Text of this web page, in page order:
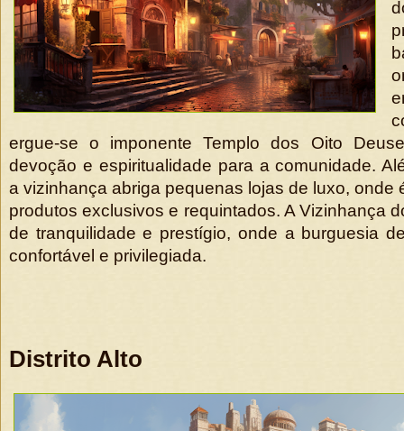
ergue-se o imponente Templo dos Oito
devoção e espiritualidade para a comunidade.
a vizinhança abriga pequenas lojas de luxo, onde
produtos exclusivos e requintados. A Vizinhança
de tranquilidade e prestígio, onde a burguesia
confortável e privilegiada.
Distrito Alto